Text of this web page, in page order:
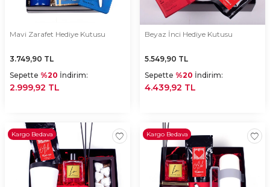
Mavi Zarafet Hediye Kutusu
3.749,90 TL
Sepette %20 İndirim:
2.999,92 TL
Beyaz İnci Hediye Kutusu
5.549,90 TL
Sepette %20 İndirim:
4.439,92 TL
Kargo Bedava Kargo Bedava